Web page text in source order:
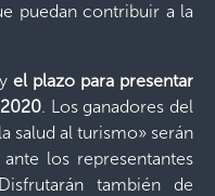
puedan contribuir a la
el plazo para presentar
. Los ganadores del
salud al turismo» serán
los representantes
también de